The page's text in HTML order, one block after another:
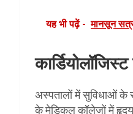
यह भी पढ़ें - मानसून
अस्पतालों में सुविधाओं के
के मेडिकल कॉलेजों में हृदय